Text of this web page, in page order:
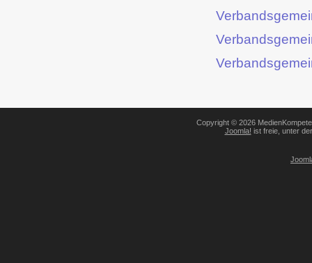
Copyright © 2026
Joomla! ist freie, unter